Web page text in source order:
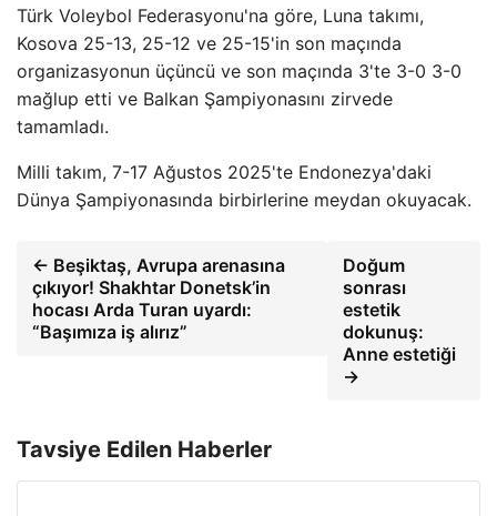
Türk Voleybol Federasyonu'na göre, Luna takımı,
Kosova 25-13, 25-12 ve 25-15'in son maçında
organizasyonun üçüncü ve son maçında 3'te 3-0 3-0
mağlup etti ve Balkan Şampiyonasını zirvede
tamamladı.
Milli takım, 7-17 Ağustos 2025'te Endonezya'daki
Dünya Şampiyonasında birbirlerine meydan okuyacak.
← Beşiktaş, Avrupa arenasına
çıkıyor! Shakhtar Donetsk’in
hocası Arda Turan uyardı:
“Başımıza iş alırız”
Doğum
sonrası
estetik
dokunuş:
Anne estetiği
→
Tavsiye Edilen Haberler